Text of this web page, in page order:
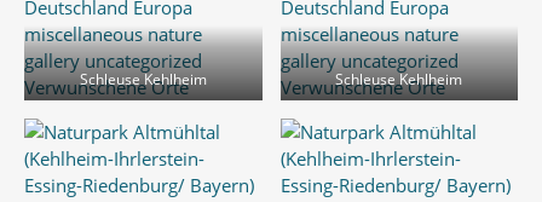
Schleuse Kehlheim Schleuse Kehlheim